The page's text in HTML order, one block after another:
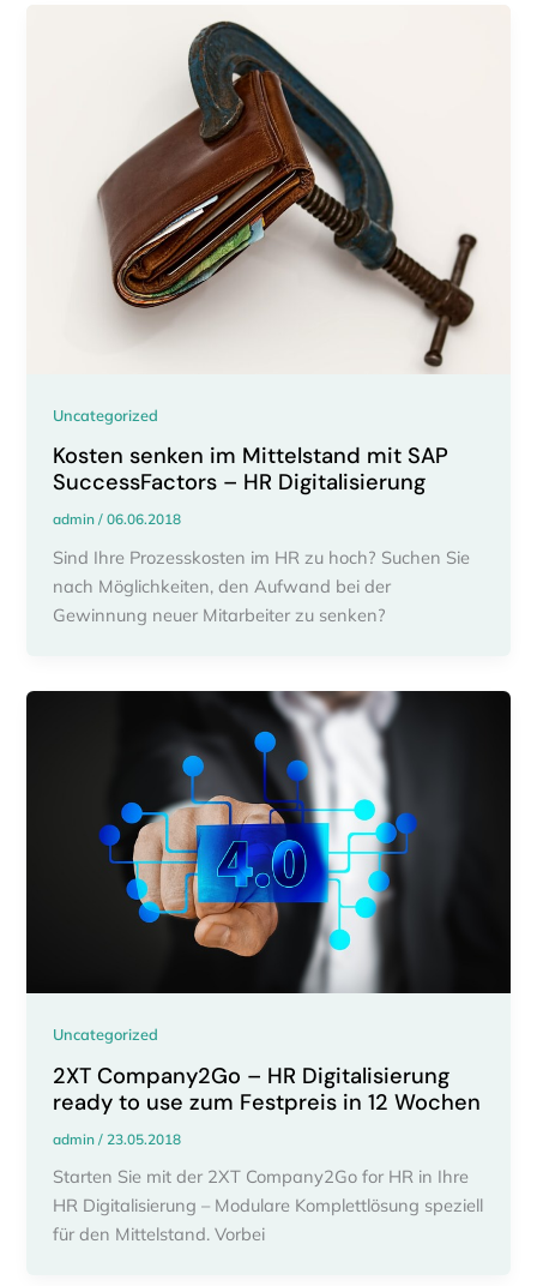
Uncategorized
Kosten senken im Mittelstand mit SAP
SuccessFactors – HR Digitalisierung
admin/06.06.2018
Sind Ihre Prozesskosten im HR zu hoch? Suchen Sie
nach Möglichkeiten, den Aufwand bei der
Gewinnung neuer Mitarbeiter zu senken?
Uncategorized
2XT Company2Go – HR Digitalisierung
ready to use zum Festpreis in 12 Wochen
admin/23.05.2018
Starten Sie mit der 2XT Company2Go for HR in Ihre
HR Digitalisierung – Modulare Komplettlösung speziell
für den Mittelstand. Vorbei